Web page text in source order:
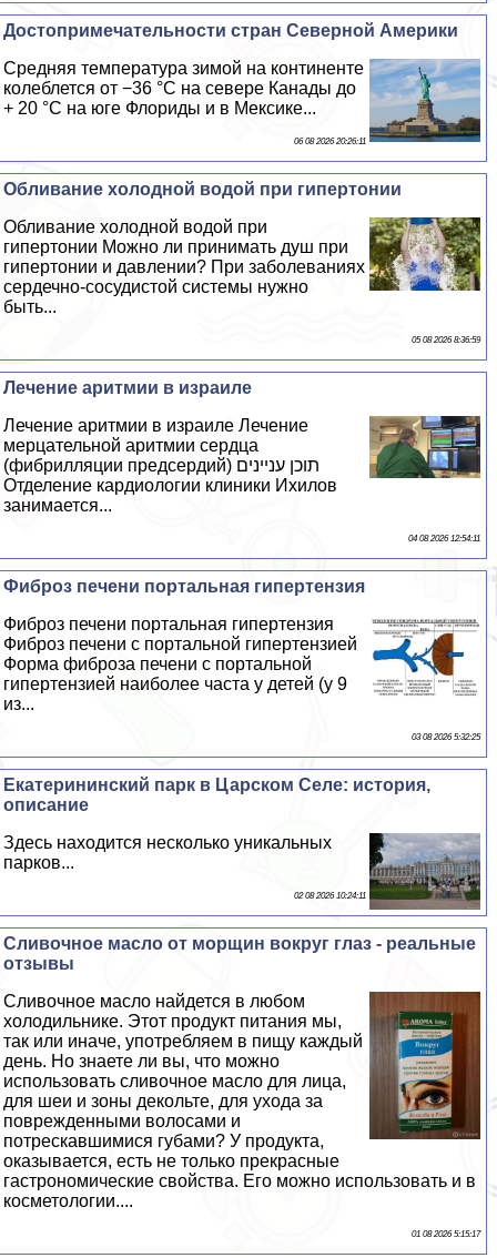
Достопримечательности стран Северной Америки
Средняя температура зимой на континенте
колeблется от −36 °C на севере Канады до
+ 20 °C на юге Флориды и в Мексике...
06 08 2026 20:26:11
Обливание холодной водой при гипертонии
Обливание холодной водой при
гипертонии Можно ли принимать душ при
гипертонии и давлении? При заболеваниях
сердечно-сосудистой системы нужно
быть...
05 08 2026 8:36:59
Лечение аритмии в израиле
Лечение аритмии в израиле Лечение
мерцательной аритмии сердца
(фибрилляции предсердий) תוכן עניינים ​
Отделение кардиологии клиники Ихилов
занимается...
04 08 2026 12:54:11
Фиброз печени портальная гипертензия
Фиброз печени портальная гипертензия
Фиброз печени с портальной гипертензией
Форма фиброза печени с портальной
гипертензией наиболее часта у детей (у 9
из...
03 08 2026 5:32:25
Екатерининский парк в Царском Селе: история,
описание
Здесь находится несколько уникальных
парков...
02 08 2026 10:24:11
Сливочное масло от морщин вокруг глаз - реальные
отзывы
Сливочное масло найдется в любом
холодильнике. Этот продукт питания мы,
так или иначе, употрeбляем в пищу каждый
день. Но знаете ли вы, что можно
использовать сливочное масло для лица,
для шеи и зоны декольте, для ухода за
поврежденными волосами и
потрескавшимися губами? У продукта,
оказывается, есть не только прекрасные
гастрономические свойства. Его можно использовать и в
косметологии....
01 08 2026 5:15:17